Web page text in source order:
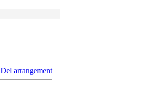
Del arrangement